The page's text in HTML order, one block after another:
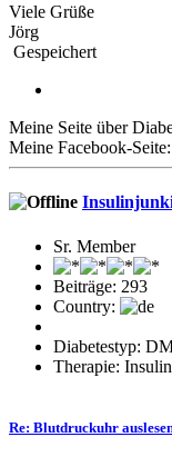
Viele Grüße
Jörg
Gespeichert
Meine Seite über
Meine Facebook-Seite:
Sr. Member
Beiträge: 293
Country:
Diabetestyp:
Therapie:
Re: Blutdruckuhr